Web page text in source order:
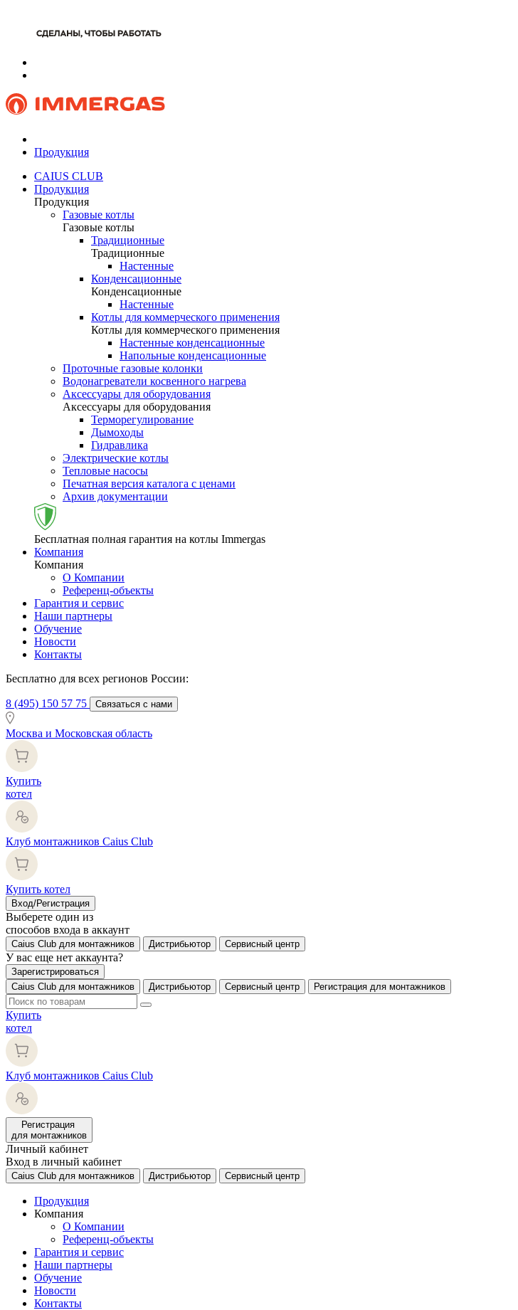
Продукция
CAIUS CLUB
Продукция
Продукция
Газовые котлы
Газовые котлы
Традиционные
Традиционные
Настенные
Конденсационные
Конденсационные
Настенные
Котлы для коммерческого применения
Котлы для коммерческого применения
Настенные конденсационные
Напольные конденсационные
Проточные газовые колонки
Водонагреватели косвенного нагрева
Аксессуары для оборудования
Аксессуары для оборудования
Терморегулирование
Дымоходы
Гидравлика
Электрические котлы
Тепловые насосы
Печатная версия каталога с ценами
Архив документации
Бесплатная полная гарантия на котлы Immergas
Компания
Компания
О Компании
Референц-объекты
Гарантия и сервис
Наши партнеры
Обучение
Новости
Контакты
Бесплатно для всех регионов России:
8 (495) 150 57 75 Связаться с нами
Москва и Московская область
Купить
котел
Клуб монтажников Caius Club
Купить котел
Вход/Регистрация
Выберете один из
способов входа в аккаунт
Caius Club для монтажников Дистрибьютор Сервисный центр
У вас еще нет аккаунта?
Зарегистрироваться
Caius Club для монтажников
Дистрибьютор Сервисный центр Регистрация для монтажников
Купить
котел
Клуб монтажников Caius Club
Регистрация
для монтажников
Личный кабинет
Вход в личный кабинет
Caius Club для монтажников Дистрибьютор Сервисный центр
Продукция
Компания
О Компании
Референц-объекты
Гарантия и сервис
Наши партнеры
Обучение
Новости
Контакты